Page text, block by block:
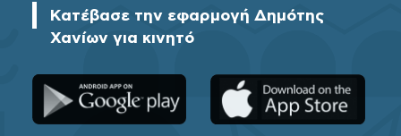
Κατέβασε την εφαρμογή Δημότης
Χανίων για κινητό